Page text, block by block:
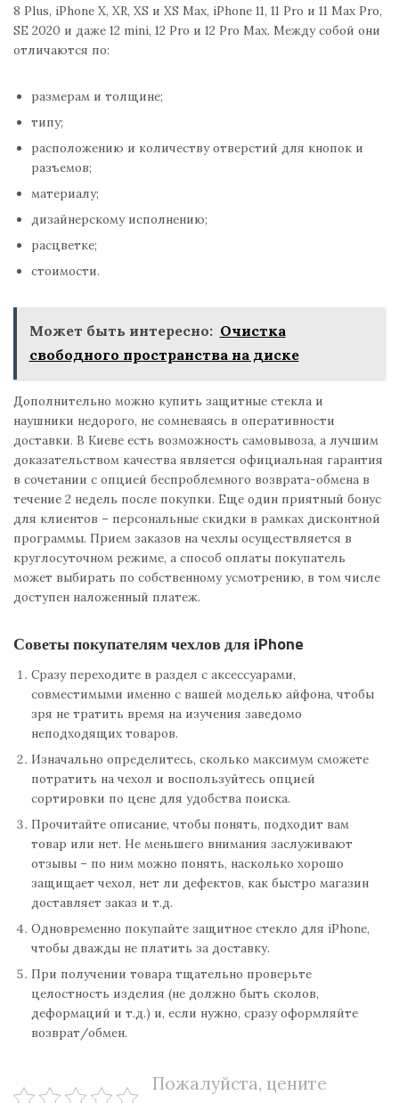
8 Plus, iPhone X, XR, XS и XS Max, iPhone 11, 11 Pro и 11 Max Pro,
SE 2020 и даже 12 mini, 12 Pro и 12 Pro Max. Между собой они
отличаются по:
размерам и толщине;
типу;
расположению и количеству отверстий для кнопок и
разъемов;
материалу;
дизайнерскому исполнению;
расцветке;
стоимости.
Может быть интересно: Очистка
свободного пространства на диске
Дополнительно можно купить защитные стекла и
наушники недорого, не сомневаясь в оперативности
доставки. В Киеве есть возможность самовывоза, а лучшим
доказательством качества является официальная гарантия
в сочетании с опцией беспроблемного возврата-обмена в
течение 2 недель после покупки. Еще один приятный бонус
для клиентов – персональные скидки в рамках дисконтной
программы. Прием заказов на чехлы осуществляется в
круглосуточном режиме, а способ оплаты покупатель
может выбирать по собственному усмотрению, в том числе
доступен наложенный платеж.
Советы покупателям чехлов для iPhone
Сразу переходите в раздел с аксессуарами,
совместимыми именно с вашей моделью айфона, чтобы
зря не тратить время на изучения заведомо
неподходящих товаров.
Изначально определитесь, сколько максимум сможете
потратить на чехол и воспользуйтесь опцией
сортировки по цене для удобства поиска.
Прочитайте описание, чтобы понять, подходит вам
товар или нет. Не меньшего внимания заслуживают
отзывы – по ним можно понять, насколько хорошо
защищает чехол, нет ли дефектов, как быстро магазин
доставляет заказ и т.д.
Одновременно покупайте защитное стекло для iPhone,
чтобы дважды не платить за доставку.
При получении товара тщательно проверьте
целостность изделия (не должно быть сколов,
деформаций и т.д.) и, если нужно, сразу оформляйте
возврат/обмен.
Пожалуйста, цените